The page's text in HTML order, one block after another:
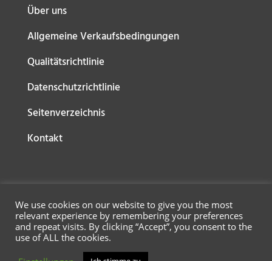
Über uns
Allgemeine Verkaufsbedingungen
Qualitätsrichtlinie
Datenschutzrichtlinie
Seitenverzeichnis
Kontakt
We use cookies on our website to give you the most
relevant experience by remembering your preferences
and repeat visits. By clicking “Accept”, you consent to the
use of ALL the cookies.